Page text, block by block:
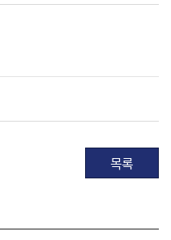
목록